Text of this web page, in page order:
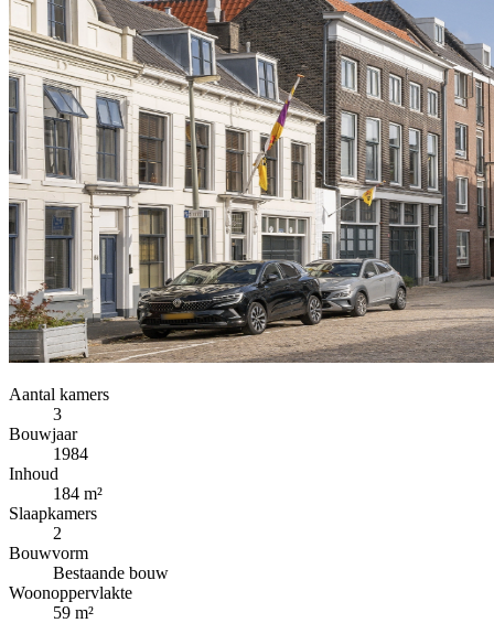
Aantal kamers
3
Bouwjaar
1984
Inhoud
184 m²
Slaapkamers
2
Bouwvorm
Bestaande bouw
Woonoppervlakte
59 m²